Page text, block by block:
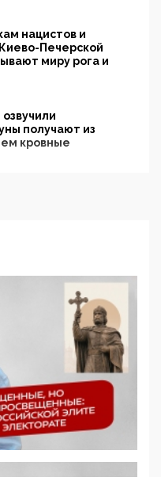
нацистов и
Печерской
миру рога и
получают из
кровные
России, но
определять
Минцифры намерено
право
объекты от
борца с